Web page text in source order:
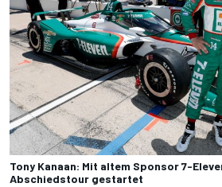
Tony Kanaan: Mit altem Sponsor 7-
Abschiedstour gestartet